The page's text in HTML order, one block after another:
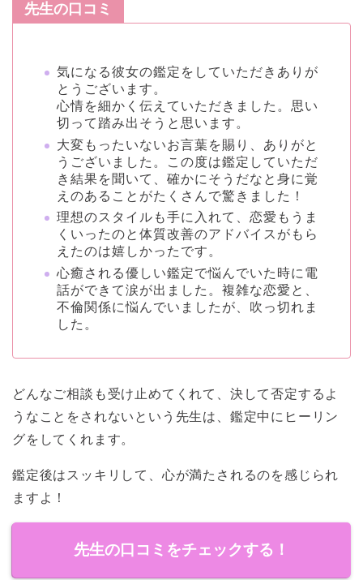
先生の口コミ
気になる彼女の鑑定をしていただきありが
とうございます。
心情を細かく伝えていただきました。思い
切って踏み出そうと思います。
大変もったいないお言葉を賜り、ありがと
うございました。この度は鑑定していただ
き結果を聞いて、確かにそうだなと身に覚
えのあることがたくさんで驚きました！
理想のスタイルも手に入れて、恋愛もうま
くいったのと体質改善のアドバイスがもら
えたのは嬉しかったです。
心癒される優しい鑑定で悩んでいた時に電
話ができて涙が出ました。複雑な恋愛と、
不倫関係に悩んでいましたが、吹っ切れま
した。
どんなご相談も受け止めてくれて、決して否定するよ
うなことをされないという先生は、鑑定中にヒーリン
グをしてくれます。
鑑定後はスッキリして、心が満たされるのを感じられ
ますよ！
先生の口コミをチェックする！